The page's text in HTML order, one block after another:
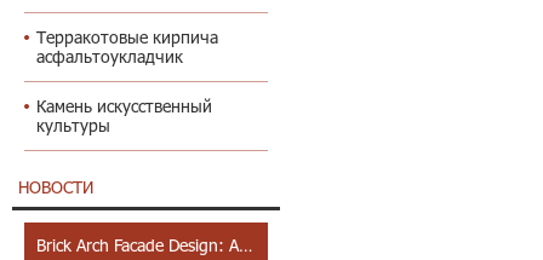
Терракотовые кирпича
асфальтоукладчик
Камень искусственный
культуры
НОВОСТИ
Brick Arch Facade Design: A Closer Look at Yiwu Place